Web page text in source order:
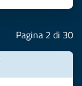
Pagina 2 di 30